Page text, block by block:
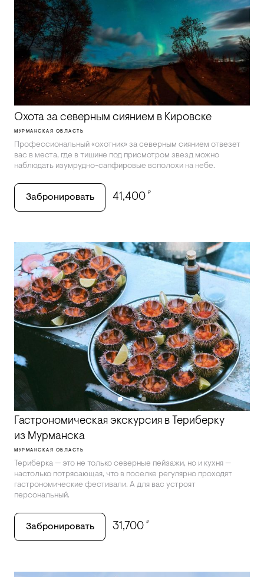
Охота за северным сиянием в Кировске
МУРМАНСКАЯ ОБЛАСТЬ
Профессиональный «охотник» за северным сиянием отвезет
вас в места, где в тишине под присмотром звезд можно
наблюдать изумрудно-сапфировые всполохи на небе.
Забронировать 41,400 ₽
Гастрономическая экскурсия в Териберку
из Мурманска
МУРМАНСКАЯ ОБЛАСТЬ
Териберка — это не только северные пейзажи, но и кухня —
настолько потрясающая, что в поселке регулярно проходят
гастрономические фестивали. А для вас устроят
персональный.
Забронировать 31,700 ₽